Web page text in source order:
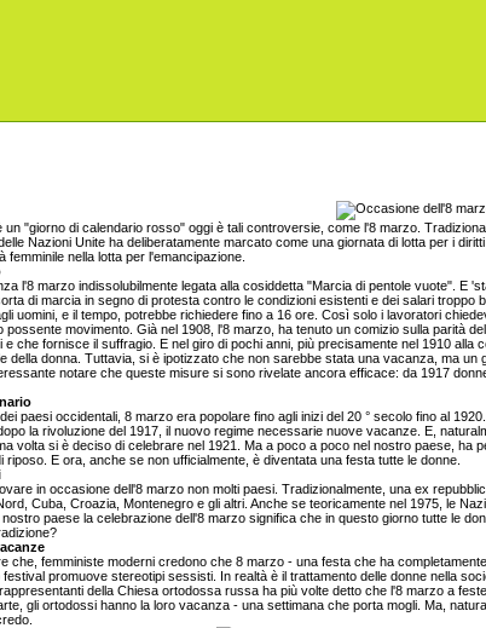
un "giorno di calendario rosso" oggi è tali controversie, come l'8 marzo.
Nazioni Unite ha deliberatamente marcato come una giornata di lotta per i
femminile nella lotta per l'emancipazione.
l'8 marzo indissolubilmente legata alla cosiddetta "Marcia di pentole vuote". E
di marcia in segno di protesta contro le condizioni esistenti e dei salari
uomini, e il tempo, potrebbe richiedere fino a 16 ore. Così solo i lavoratori
possente movimento. Già nel 1908, l'8 marzo, ha tenuto un comizio sulla parità
e che fornisce il suffragio. E nel giro di pochi anni, più precisamente nel 1910
della donna. Tuttavia, si è ipotizzato che non sarebbe stata una vacanza, ma
notare che queste misure si sono rivelate ancora efficace: da 1917
paesi occidentali, 8 marzo era popolare fino agli inizi del 20 ° secolo fino al
la rivoluzione del 1917, il nuovo regime necessarie nuove vacanze. E,
volta si è deciso di celebrare nel 1921. Ma a poco a poco nel nostro paese, ha
riposo. E ora, anche se non ufficialmente, è diventata una festa tutte le donne.
in occasione dell'8 marzo non molti paesi. Tradizionalmente, una ex
Cuba, Croazia, Montenegro e gli altri. Anche se teoricamente nel 1975, le
paese la celebrazione dell'8 marzo significa che in questo giorno tutte le
che, femministe moderni credono che 8 marzo - una festa che ha
promuove stereotipi sessisti. In realtà è il trattamento delle donne nella
della Chiesa ortodossa russa ha più volte detto che l'8 marzo a
gli ortodossi hanno la loro vacanza - una settimana che porta mogli. Ma,